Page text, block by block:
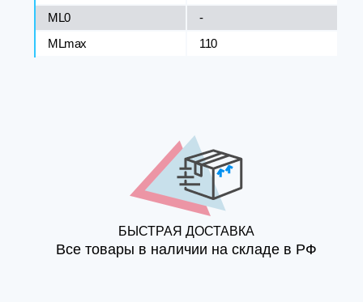
ML0
-
MLmax
110
БЫСТРАЯ ДОСТАВКА
Все товары в наличии на складе в РФ